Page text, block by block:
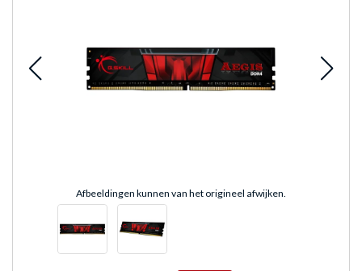
Afbeeldingen kunnen van het origineel afwijken.